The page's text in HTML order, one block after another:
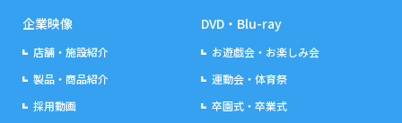
企業映像
店舗・施設紹介
製品・商品紹介
採用動画
DVD・Blu-ray
お遊戯会・お楽しみ会
運動会・体育祭
卒園式・卒業式